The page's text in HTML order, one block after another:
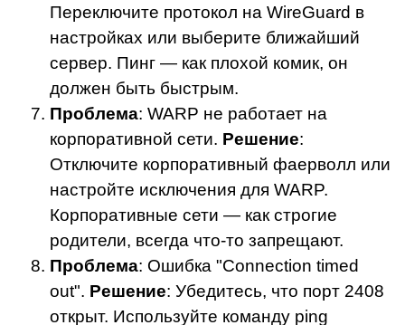
Переключите протокол на WireGuard в
настройках или выберите ближайший
сервер. Пинг — как плохой комик, он
должен быть быстрым.
Проблема: WARP не работает на
корпоративной сети. Решение:
Отключите корпоративный фаерволл или
настройте исключения для WARP.
Корпоративные сети — как строгие
родители, всегда что-то запрещают.
Проблема: Ошибка "Connection timed
out". Решение: Убедитесь, что порт 2408
открыт. Используйте команду ping